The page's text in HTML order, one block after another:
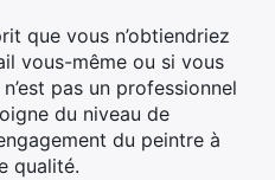
que vous n’obtiendriez
vous-même ou si vous
pas un professionnel
du niveau de
du peintre à
qualité.